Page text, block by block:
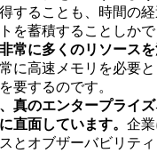
することも、時間の
を蓄積することしかで
常に多くのリソースを
に高速メモリを必要
要するのです。
真のエンタープライ
直面しています。 企
とオブザーバビリテ